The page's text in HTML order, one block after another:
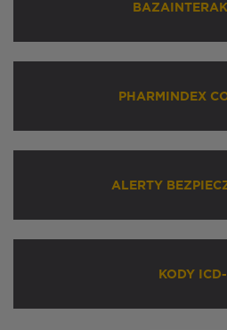
PHARMINDEX
ALERTY
KODY